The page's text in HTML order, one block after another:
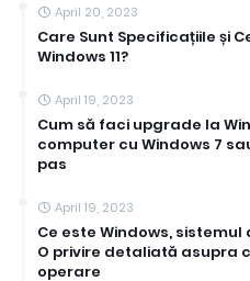
April 20, 2023
Care Sunt Specificațiile și
Windows 11?
April 19, 2023
Cum să faci upgrade la
computer cu Windows 7
pas
April 19, 2023
Ce este Windows,
O privire detaliată asupra
operare